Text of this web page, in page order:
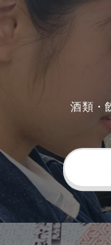
酒類・